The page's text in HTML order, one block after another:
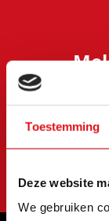
Toestemming
Deze website
We gebruiken
Blijf op de